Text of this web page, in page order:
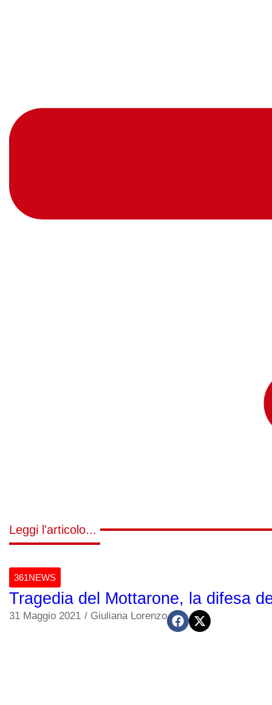
Leggi l'articolo...
361NEWS
Tragedia del Mottarone, la difesa
31 Maggio 2021 / Giuliana Lorenzo